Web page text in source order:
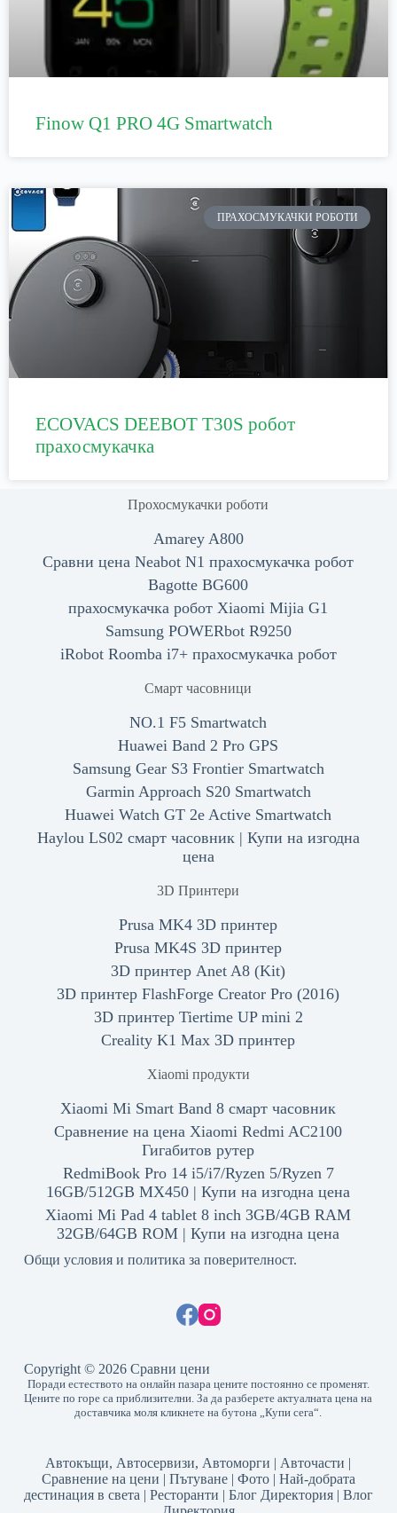
Finow Q1 PRO 4G Smartwatch
ПРАХОСМУКАЧКИ РОБОТИ
ECOVACS DEEBOT T30S робот
прахосмукачка
Прохосмукачки роботи
Amarey A800
Сравни цена Neabot N1 прахосмукачка робот
Bagotte BG600
прахосмукачка робот Xiaomi Mijia G1
Samsung POWERbot R9250
iRobot Roomba i7+ прахосмукачка робот
Смарт часовници
NO.1 F5 Smartwatch
Huawei Band 2 Pro GPS
Samsung Gear S3 Frontier Smartwatch
Garmin Approach S20 Smartwatch
Huawei Watch GT 2e Active Smartwatch
Haylou LS02 смарт часовник | Купи на изгодна
цена
3D Принтери
Prusa MK4 3D принтер
Prusa MK4S 3D принтер
3D принтер Anet A8 (Kit)
3D принтер FlashForge Creator Pro (2016)
3D принтер Tiertime UP mini 2
Creality K1 Max 3D принтер
Xiaomi продукти
Xiaomi Mi Smart Band 8 смарт часовник
Сравнение на цена Xiaomi Redmi AC2100
Гигабитов рутер
RedmiBook Pro 14 i5/i7/Ryzen 5/Ryzen 7
16GB/512GB MX450 | Купи на изгодна цена
Xiaomi Mi Pad 4 tablet 8 inch 3GB/4GB RAM
32GB/64GB ROM | Купи на изгодна цена
Общи условия и политика за поверителност.
Copyright © 2026 Сравни цени
Поради естеството на онлайн пазара цените постоянно се променят.
Цените по горе са приблизителни. За да разберете актуалната цена на
доставчика моля кликнете на бутона „Купи сега“.
Автокъщи, Автосервизи, Автоморги | Авточасти |
Сравнение на цени | Пътуване| Фото| Най-добрата
дестинация в света | Ресторанти | Блог Директория| Влог